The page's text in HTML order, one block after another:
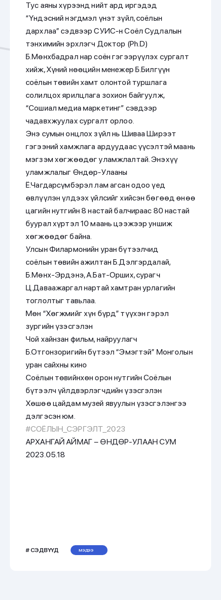
Тус аяны хүрээнд нийт ард иргэдэд
“Үндэсний нэгдмэл үнэт зүйл, соёлын
дархлаа” сэдвээр СУИС-н Соёл Судлалын
тэнхимийн эрхлэгч Доктор (Ph.D)
Б.Мөнхбадрал нар соён гэгээрүүлэх сургалт
хийж, Хүний нөөцийн менежер Б.Билгүүн
соёлын төвийн хамт олонтой туршлага
солилцох ярилцлага зохион байгуулж,
“Сошиал медиа маркетинг” сэвдээр
чадавхжуулах сургалт орлоо.
Энэ сумын онцлох зүйл нь Шиваа Ширээт
гэгээний хамжлага ардуудаас үүсэлтэй маань
мэгзэм хөгжөөдөг уламжлалтай. Энэхүү
уламжлалыг Өндөр-Улааны
Ё.Чагдарсүмбэрэл лам агсан одоо үед
өвлүүлэн үлдээх үйлсийг хийсэн бөгөөд өнөө
цагийн нутгийн 8 настай балчираас 80 настай
буурал хүртэл 10 маань цээжээр уншиж
хөгжөөдөг байна.
Улсын Филармонийн уран бүтээлчид
соёлын төвийн ажилтан Б.Дэлгэрдалай,
Б.Мөнх-Эрдэнэ, А.Бат-Орших, сурагч
Ц.Даваажаргал нартай хамтран урлагийн
тоглолтыг тавьлаа.
Мөн “Хөгжмийг хүн бүрд” түүхэн гэрэл
зургийн үзэсгэлэн
Чой хайнзан фильм, найруулагч
Б.Отгонзоригийн бүтээл “Эмэгтэй” Монголын
уран сайхны кино
Соёлын төвийнхөн орон нутгийн Соёлын
бүтээлч үйлдвэрлэгчдийн үзэсгэлэн
Хөшөө цайдам музей явуулын үзэсгэлэнгээ
дэлгэсэн юм.
#СОЁЛЫН_СЭРГЭЛТ_2023
АРХАНГАЙ АЙМАГ – ӨНДӨР-УЛААН СУМ
2023.05.18
# СЭДВҮҮД МЭДЭЭ